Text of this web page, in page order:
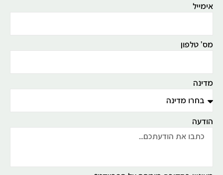
אימייל
מס' טלפון
מדינה
הודעה